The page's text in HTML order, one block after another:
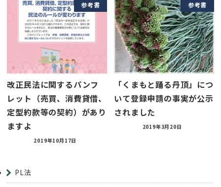
参考書
改正民法に関するパンフ
レット（売買、消費貸借、
定型約款等の契約）があり
ますよ
2019年10月17日
参考書
「くまもと踊る丹頂」につ
いて登録申請の事実が公示
されました
2019年3月20日
PL法